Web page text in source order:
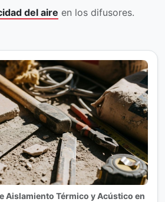
del aire en los difusores.
Aislamiento Térmico y Acústico en